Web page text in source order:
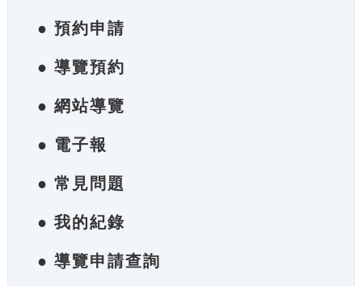
● 預約申請
● 導覽預約
● 網站導覽
● 電子報
● 常見問題
● 我的紀錄
● 導覽申請查詢